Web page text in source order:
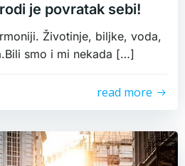
je povratak sebi!
Životinje, biljke, voda,
smo i mi nekada […]
read more